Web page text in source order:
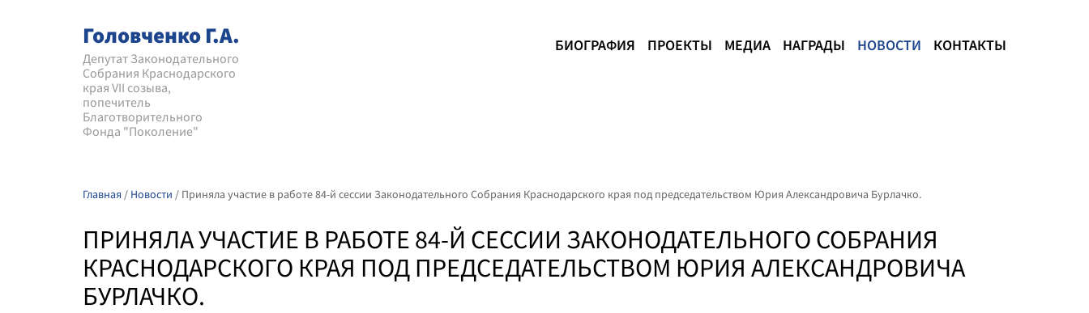
Головченко Г.А.
Депутат Законодательного
Собрания Краснодарского
края VII созыва,
попечитель
Благотворительного
Фонда "Поколение"
БИОГРАФИЯ ПРОЕКТЫ МЕДИА НАГРАДЫ НОВОСТИ КОНТАКТЫ
Главная / Новости / Приняла участие в работе 84-й сессии Законодательного Собрания Краснодарского края под председательством Юрия Александровича Бурлачко.
ПРИНЯЛА УЧАСТИЕ В РАБОТЕ 84-Й СЕССИИ ЗАКОНОДАТЕЛЬНОГО СОБРАНИЯ
КРАСНОДАРСКОГО КРАЯ ПОД ПРЕДСЕДАТЕЛЬСТВОМ ЮРИЯ АЛЕКСАНДРОВИЧА
БУРЛАЧКО.